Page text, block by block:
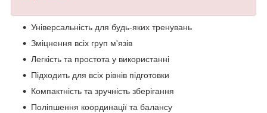
Універсальність для будь-яких тренувань
Зміцнення всіх груп м'язів
Легкість та простота у використанні
Підходить для всіх рівнів підготовки
Компактність та зручність зберігання
Поліпшення координації та балансу